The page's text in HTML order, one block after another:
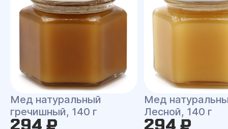
Мед натуральный
гречишный, 140 г
294 ₽
Мед
Лесной, 140 г
294 ₽